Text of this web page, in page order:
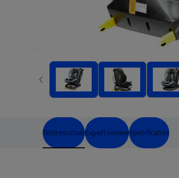
TestresultaatExpert reviewSpecificaties